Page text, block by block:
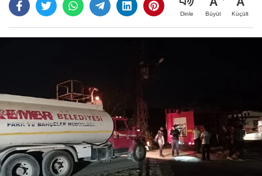
Dinle Büyüt Küçült